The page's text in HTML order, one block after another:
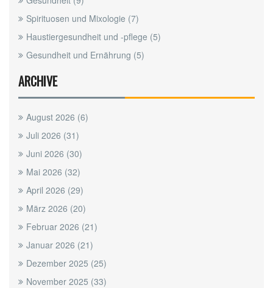
Spirituosen und Mixologie (7)
Haustiergesundheit und -pflege (5)
Gesundheit und Ernährung (5)
ARCHIVE
August 2026 (6)
Juli 2026 (31)
Juni 2026 (30)
Mai 2026 (32)
April 2026 (29)
März 2026 (20)
Februar 2026 (21)
Januar 2026 (21)
Dezember 2025 (25)
November 2025 (33)